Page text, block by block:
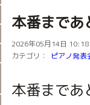
本番まであ
2026年05月14日 10:18
カテゴリ：
ピアノ発表
本番まであ